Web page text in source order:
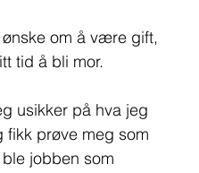
om å være gift,
tid å bli mor.
usikker på hva jeg
fikk prøve meg som
jobben som